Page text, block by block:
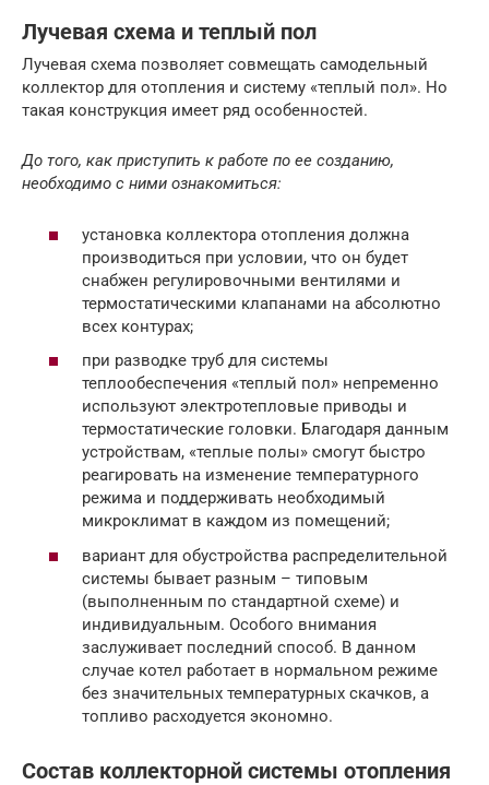
Лучевая схема и теплый пол
Лучевая схема позволяет совмещать самодельный
коллектор для отопления и систему «теплый пол». Но
такая конструкция имеет ряд особенностей.
До того, как приступить к работе по ее созданию,
необходимо с ними ознакомиться:
установка коллектора отопления должна
производиться при условии, что он будет
снабжен регулировочными вентилями и
термостатическими клапанами на абсолютно
всех контурах;
при разводке труб для системы
теплообеспечения «теплый пол» непременно
используют электротепловые приводы и
термостатические головки. Благодаря данным
устройствам, «теплые полы» смогут быстро
реагировать на изменение температурного
режима и поддерживать необходимый
микроклимат в каждом из помещений;
вариант для обустройства распределительной
системы бывает разным – типовым
(выполненным по стандартной схеме) и
индивидуальным. Особого внимания
заслуживает последний способ. В данном
случае котел работает в нормальном режиме
без значительных температурных скачков, а
топливо расходуется экономно.
Состав коллекторной системы отопления